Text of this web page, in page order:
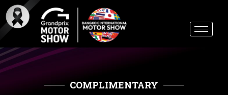
Skip
to
content
COMPLIMENTARY